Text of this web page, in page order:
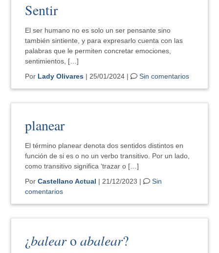
Sentir
El ser humano no es solo un ser pensante sino
también sintiente, y para expresarlo cuenta con las
palabras que le permiten concretar emociones,
sentimientos, […]
Por Lady Olivares | 25/01/2024 | Sin comentarios
planear
El término planear denota dos sentidos distintos en
función de si es o no un verbo transitivo. Por un lado,
como transitivo significa ‘trazar o […]
PorCastellano Actual | 21/12/2023 |
Sin
comentarios
¿balearoabalear?